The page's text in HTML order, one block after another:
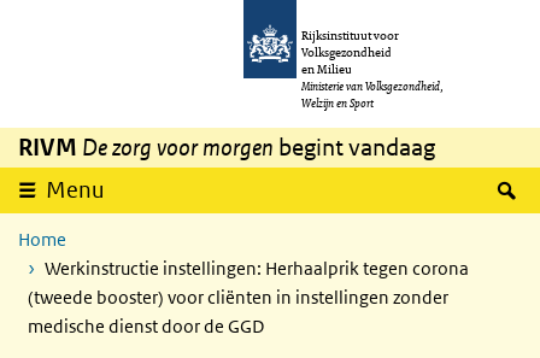
Overslaan en naar de inhoud gaan
Rijksinstituut voor
Volksgezondheid
en Milieu
Ministerie van Volksgezondheid,
Welzijn en Sport
RIVM De zorg voor morgen begint vandaag
Menu
Home
Werkinstructie instellingen: Herhaalprik tegen corona
(tweede booster) voor cliënten in instellingen zonder
medische dienst door de GGD